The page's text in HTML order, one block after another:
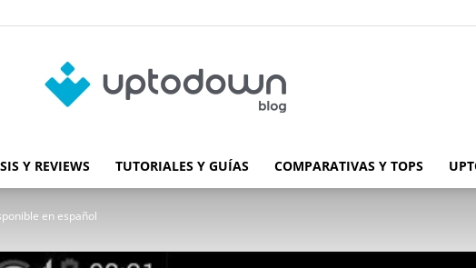
Blog
Y REVIEWS TUTORIALES Y GUÍAS COMPARATIVAS Y TOPS
en español